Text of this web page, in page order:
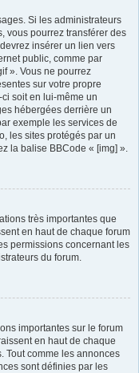
Si les administrateurs
vous pourrez transférer des
insérer un lien vers
public, comme par
». Vous ne pourrez
sur votre propre
soit en lui-même un
hébergées derrière un
exemple les services de
les sites protégés par un
la balise BBCode « [img] ».
très importantes que
en haut de chaque forum
permissions concernant les
du forum.
importantes sur le forum
en haut de chaque
Tout comme les annonces
sont définies par les